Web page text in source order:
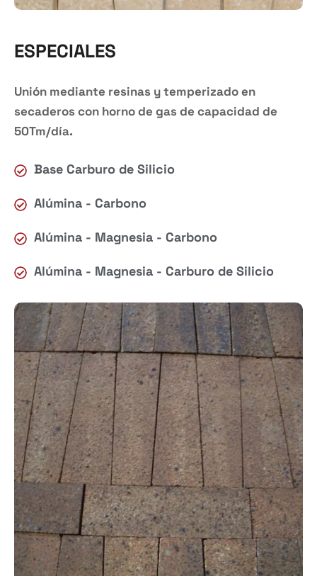
ESPECIALES
Unión mediante resinas y temperizado en
secaderos con horno de gas de capacidad de
50Tm/día.
Base Carburo de Silicio
Alúmina - Carbono
Alúmina - Magnesia - Carbono
Alúmina - Magnesia - Carburo de Silicio